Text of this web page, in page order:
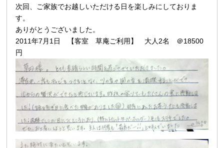
次回、ご家族でお越しいただける日を楽しみにしておりま
す。
ありがとうございました。
2011年7月1日 【客室 草庵ご利用】 大人2名 ＠18500
円